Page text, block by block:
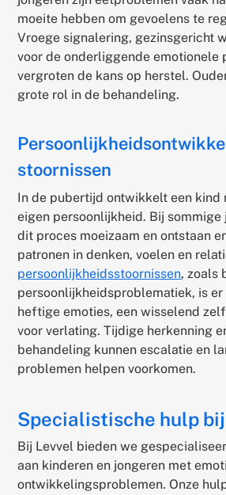
moeite hebben om gevoelens te
Vroege signalering, gezinsgericht
voor de onderliggende emotionele
vergroten de kans op herstel.
grote rol in de behandeling.
stoornissen
In de pubertijd ontwikkelt een kind
eigen persoonlijkheid. Bij
dit proces moeizaam en ontstaan
patronen in denken, voelen en
persoonlijkheidsstoornissen, zoals
persoonlijkheidsproblematiek, is er
heftige emoties, een wisselend
voor verlating. Tijdige herkenning
behandeling kunnen escalatie en
problemen helpen voorkomen.
Specialistische hulp
Bij Levvel bieden we
aan kinderen en jongeren met
ontwikkelingsproblemen. Onze